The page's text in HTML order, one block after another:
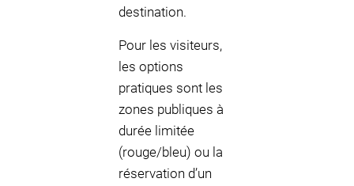
destination.
Pour les visiteurs,
les options
pratiques sont les
zones publiques à
durée limitée
(rouge/bleu) ou la
réservation d’un